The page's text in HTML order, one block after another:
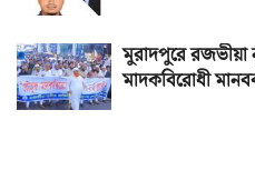
মুরাদপুরে রজভীয়া
মাদকবিরোধী